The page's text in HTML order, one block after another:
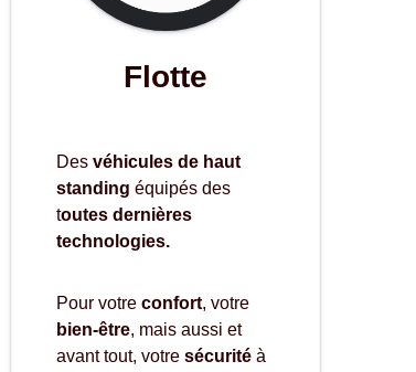
Flotte
Des véhicules de haut
standing équipés des
toutes dernières
technologies.
Pour votre confort, votre
bien-être, mais aussi et
avant tout, votre sécuritéà